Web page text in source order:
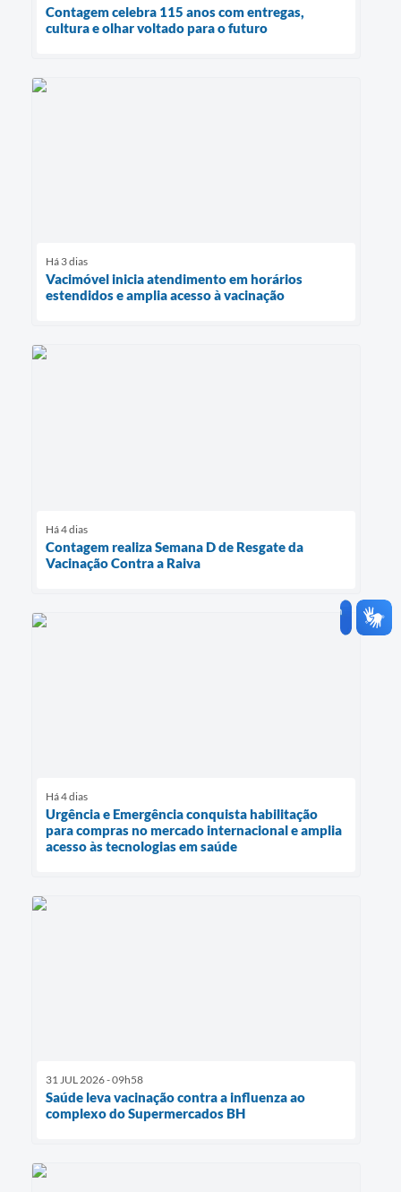
Contagem celebra 115 anos com entregas,
cultura e olhar voltado para o futuro
Há 3 dias
Vacimóvel inicia atendimento em horários
estendidos e amplia acesso à vacinação
Há 4 dias
Contagem realiza Semana D de Resgate da
Vacinação Contra a Raiva
Há 4 dias
Urgência e Emergência conquista habilitação
para compras no mercado internacional e amplia
acesso às tecnologias em saúde
31 JUL 2026 - 09h58
Saúde leva vacinação contra a influenza ao
complexo do Supermercados BH